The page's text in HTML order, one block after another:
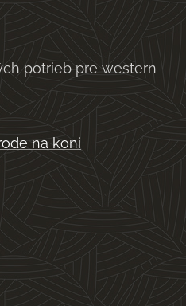
potrieb pre western
na koni